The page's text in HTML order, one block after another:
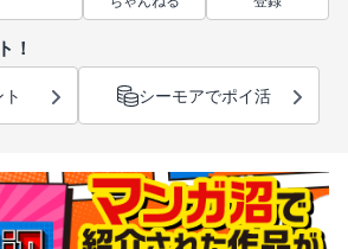
！
シーモアでポイ活